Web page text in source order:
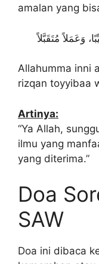
amalan yang
وَعَمَلاً مُتَقَبَّلاً
Allahumma inni
rizqan toyyibaa
Artinya:
“Ya Allah,
ilmu yang
yang diterima.”
Doa
SAW
Doa ini dibaca